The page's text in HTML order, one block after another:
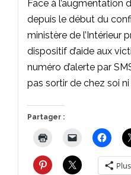
Face à l’augmentation
depuis le début du
ministère de l’Intérieur
dispositif d’aide aux
numéro d’alerte par
pas sortir de chez soi
Partager :
Plus